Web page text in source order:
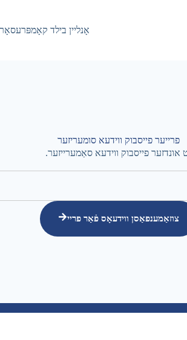
אָנליין בילד קאָמפּרעסאָר
פרייער פייסבוק ווידעא סומעריזער
אונדזער פייסבוק ווידעא סאַמערייזער.
צוזאַמענפאַסן ווידעאָס פֿאַר פריי